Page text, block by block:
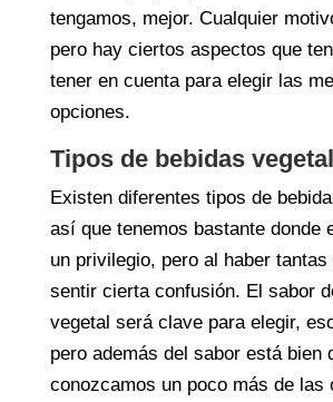
tengamos, mejor. Cualquier
pero hay ciertos aspectos que
tener en cuenta para elegir las
opciones.
Tipos de bebidas
Existen diferentes tipos de
así que tenemos bastante donde
un privilegio, pero al haber tantas
sentir cierta confusión. El sabor
vegetal será clave para elegir,
pero además del sabor está bien
conozcamos un poco más de las